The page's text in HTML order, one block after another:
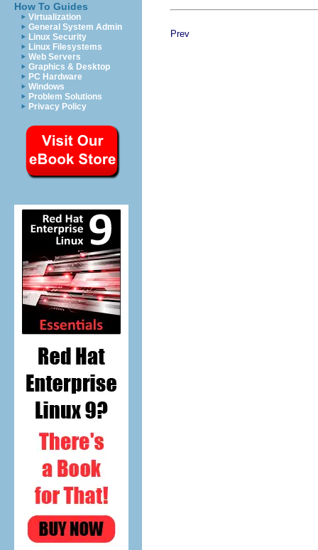
How To Guides
Virtualization
General System Admin
Linux Security
Linux Filesystems
Web Servers
Graphics & Desktop
PC Hardware
Windows
Problem Solutions
Privacy Policy
Prev